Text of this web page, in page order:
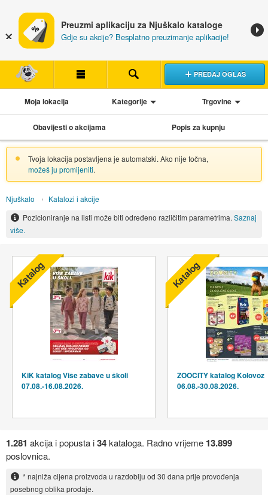
Preuzmi aplikaciju za Njuškalo kataloge
Gdje su akcije? Besplatno preuzimanje aplikacije!
PREDAJ OGLAS
Moja lokacija Kategorije Trgovine
Obavijesti o akcijama Popis za kupnju
Tvoja lokacija postavljena je automatski. Ako nije točna,
možeš ju promijeniti.
Njuškalo
Katalozi i akcije
Pozicioniranje na listi može biti određeno različitim parametrima.Saznaj
više.
KiK katalog Više zabave u školi
07.08.-16.08.2026.
Katalog
ZOOCITY katalog Kolovoz
06.08.-30.08.2026.
Katalog
1.281 akcija i popusta i34kataloga. Radno vrijeme 13.899
poslovnica.
* najniža cijena proizvoda u razdoblju od 30 dana prije provođenja
posebnog oblika prodaje.